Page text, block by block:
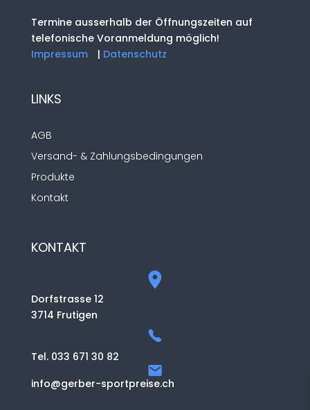
Termine ausserhalb der Öffnungszeiten auf
telefonische Voranmeldung möglich!
Impressum
| Datenschutz
LINKS
AGB
Versand- & Zahlungsbedingungen
Produkte
Kontakt
KONTAKT
Dorfstrasse 12
3714 Frutigen
Tel. 033 671 30 82
info@gerber-sportpreise.ch